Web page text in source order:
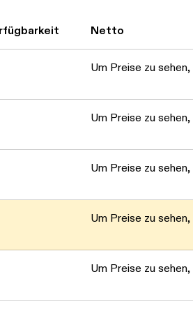
Netto
Um Preise zu
Um Preise zu
Um Preise zu
Um Preise zu
Um Preise zu